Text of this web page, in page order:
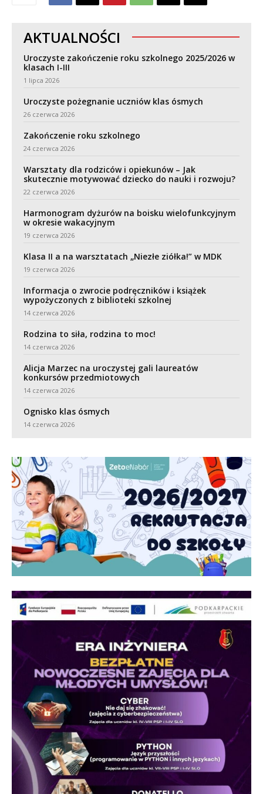
AKTUALNOŚCI
Uroczyste zakończenie roku szkolnego 2025/2026 w
klasach I-III
1 lipca 2026
Uroczyste pożegnanie uczniów klas ósmych
26 czerwca 2026
Zakończenie roku szkolnego
24 czerwca 2026
Warsztaty dla rodziców i opiekunów – Jak
skutecznie motywować dziecko do nauki i rozwoju?
22 czerwca 2026
Harmonogram dyżurów na boisku wielofunkcyjnym
w okresie wakacyjnym
19 czerwca 2026
Klasa II a na warsztatach „Niezłe ziółka!” w MDK
19 czerwca 2026
Informacja o zwrocie podręczników i książek
wypożyczonych z biblioteki szkolnej
14 czerwca 2026
Rodzina to siła, rodzina to moc!
14 czerwca 2026
Alicja Marzec na uroczystej gali laureatów
konkursów przedmiotowych
14 czerwca 2026
Ognisko klas ósmych
14 czerwca 2026